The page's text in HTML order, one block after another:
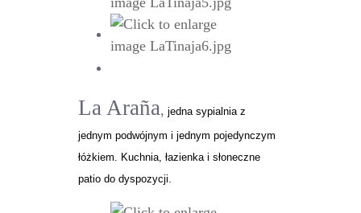
La Araña, jedna sypialnia z
jednym podwójnym i jednym pojedynczym
łóżkiem. Kuchnia, łazienka i słoneczne
patio do dyspozycji.